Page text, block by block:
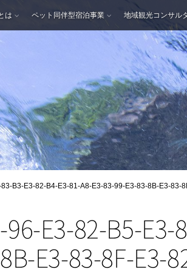
は ペット同伴型宿泊事業 地域観光コンサル
B3-E3-82-B4-E3-81-A8-E3-83-99-E3-83-8B-E3-83-
96-E3-82-B5-
E3-83-8F-E3-